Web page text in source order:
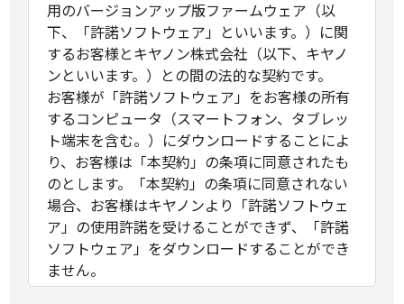
用のバージョンアップ版ファームウェア（以
下、「許諾ソフトウェア」といいます。）に関
するお客様とキヤノン株式会社（以下、キヤノ
ンといいます。）との間の法的な契約です。
お客様が「許諾ソフトウェア」をお客様の所有
するコンピュータ（スマートフォン、タブレッ
ト端末を含む。）にダウンロードすることによ
り、お客様は「本契約」の条項に同意されたも
のとします。「本契約」の条項に同意されない
場合、お客様はキヤノンより「許諾ソフトウェ
ア」の使用許諾を受けることができず、「許諾
ソフトウェア」をダウンロードすることができ
ません。
許諾